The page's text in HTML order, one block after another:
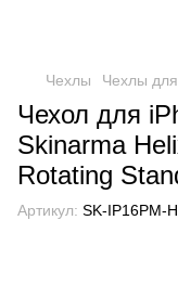
Чехлы Чехлы
Чехол для
Skinarma
Rotating
Артикул: SK-IP16PM-